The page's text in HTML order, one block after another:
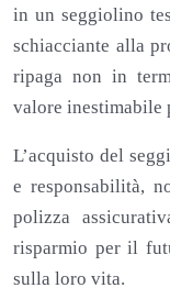
in un seggiolino
schiacciante alla
ripaga non in
valore inestimabile
L’acquisto del
e responsabilità,
polizza
risparmio per il
sulla loro vita.